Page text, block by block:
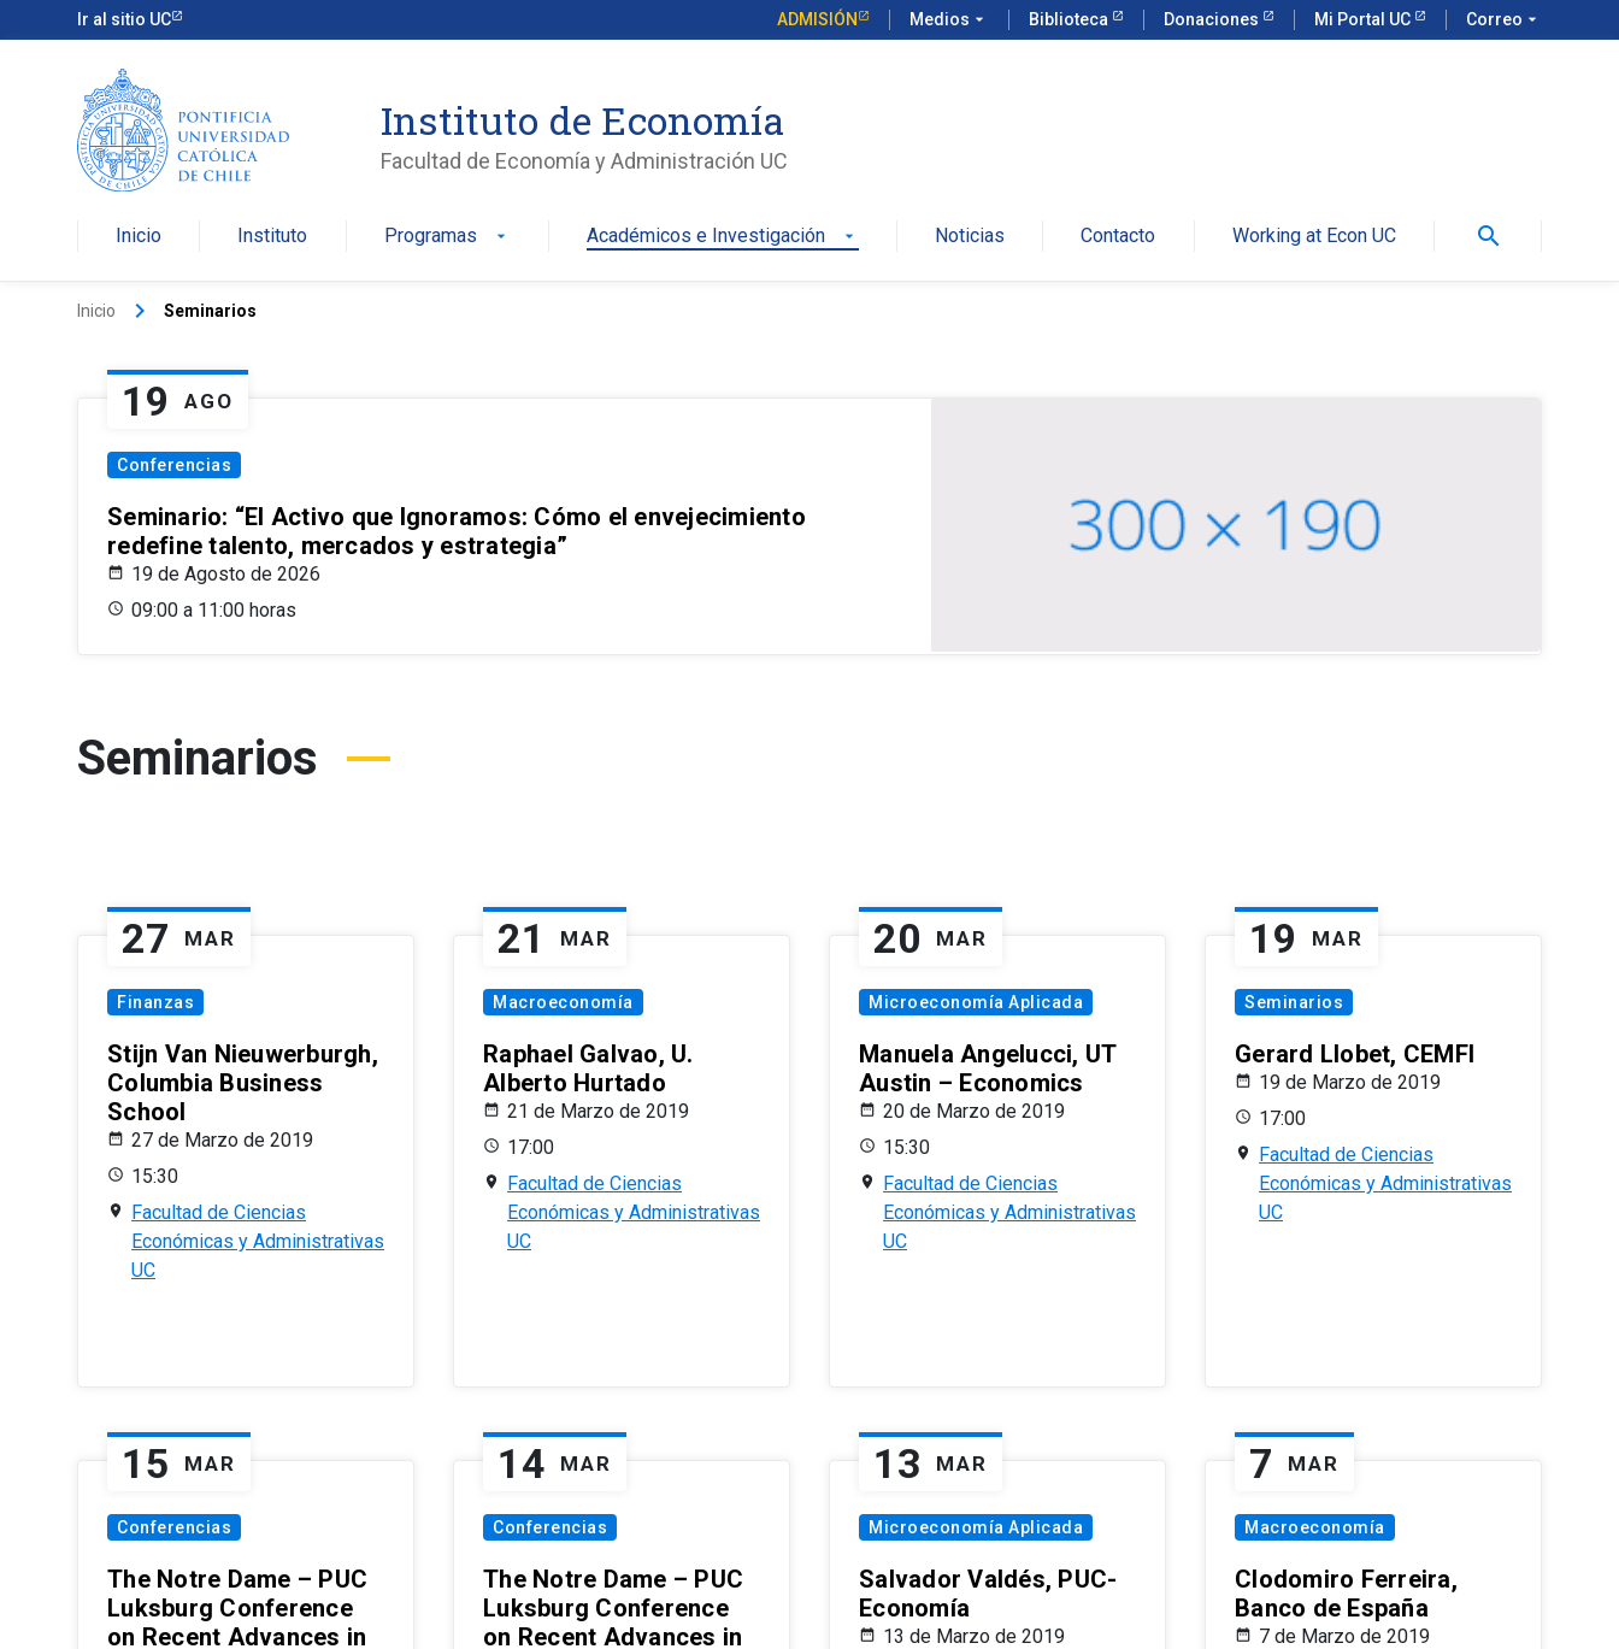
Ir al sitio UC ADMISIÓN Medios arrow_drop_down Biblioteca Donaciones Mi Portal UC Correo arrow_drop_down
Instituto de Economía
Facultad de Economía y Administración UC
Inicio Instituto Programas arrow_drop_down Académicos e Investigación arrow_drop_down Noticias Contacto Working at Econ UC search
Inicio keyboard_arrow_right Seminarios
19 AGO
Conferencias
Seminario: “El Activo que Ignoramos: Cómo el envejecimiento
redefine talento, mercados y estrategia”
19 de Agosto de 2026
09:00 a 11:00 horas
Seminarios
27 MAR
Finanzas
Stijn Van Nieuwerburgh,
Columbia Business
School
27 de Marzo de 2019
15:30
Facultad de Ciencias
Económicas y Administrativas
UC
21 MAR
Macroeconomía
Raphael Galvao, U.
Alberto Hurtado
21 de Marzo de 2019
17:00
Facultad de Ciencias
Económicas y Administrativas
UC
20 MAR
Microeconomía Aplicada
Manuela Angelucci, UT
Austin – Economics
20 de Marzo de 2019
15:30
Facultad de Ciencias
Económicas y Administrativas
UC
19 MAR
Seminarios
Gerard Llobet, CEMFI
19 de Marzo de 2019
17:00
Facultad de Ciencias
Económicas y Administrativas
UC
15 MAR
Conferencias
The Notre Dame – PUC
Luksburg Conference
on Recent Advances in
14 MAR
Conferencias
The Notre Dame – PUC
Luksburg Conference
on Recent Advances in
13 MAR
Microeconomía Aplicada
Salvador Valdés, PUC-
Economía
13 de Marzo de 2019
7 MAR
Macroeconomía
Clodomiro Ferreira,
Banco de España
7 de Marzo de 2019